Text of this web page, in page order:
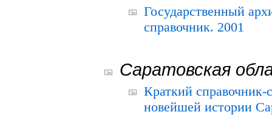
Государственный
справочник. 2001
Саратовская
Краткий
новейшей истории